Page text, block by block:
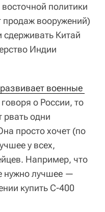
политики
продаж вооружений)
Китай
Индии
военные
о России, то
рвать одни
просто хочет (по
у всех,
Например, что
нужно лучшее —
купить С-400